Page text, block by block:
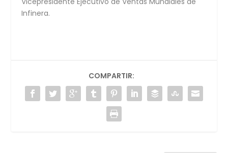
Infinera.
COMPARTIR: